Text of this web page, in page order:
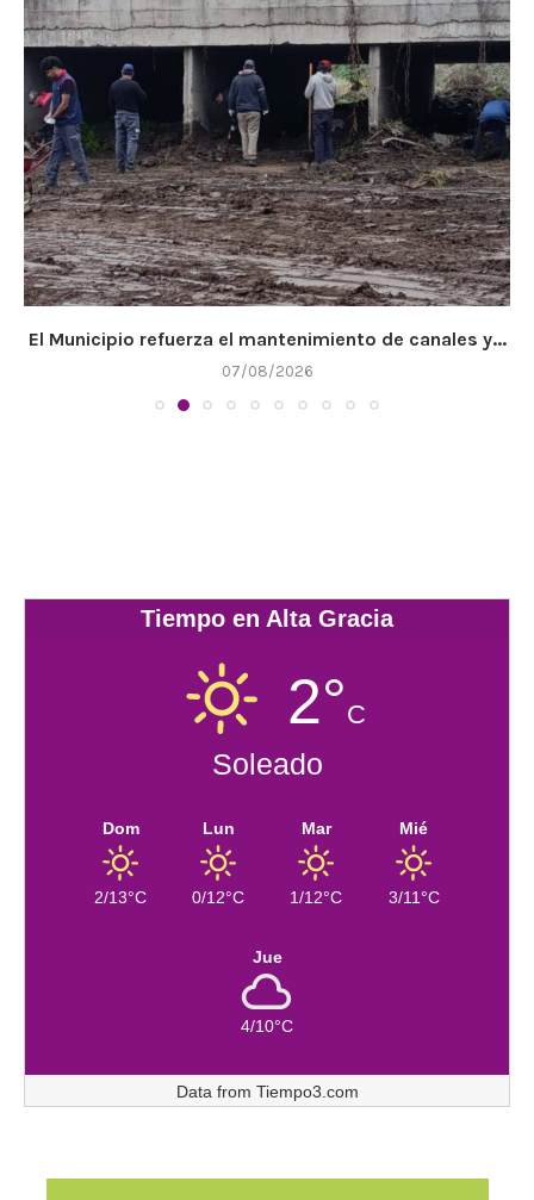
El Municipio refuerza el mantenimiento de canales y...
07/08/2026
Tiempo en Alta Gracia
2°C
Soleado
Dom
2/13°C
Lun
0/12°C
Mar
1/12°C
Mié
3/11°C
Jue
4/10°C
Data from Tiempo3.com